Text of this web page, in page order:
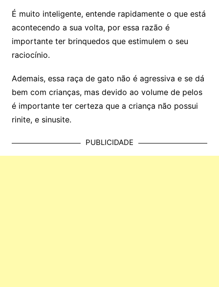
É muito inteligente, entende rapidamente o que está
acontecendo a sua volta, por essa razão é
importante ter brinquedos que estimulem o seu
raciocínio.
Ademais, essa raça de gato não é agressiva e se dá
bem com crianças, mas devido ao volume de pelos
é importante ter certeza que a criança não possui
rinite, e sinusite.
PUBLICIDADE